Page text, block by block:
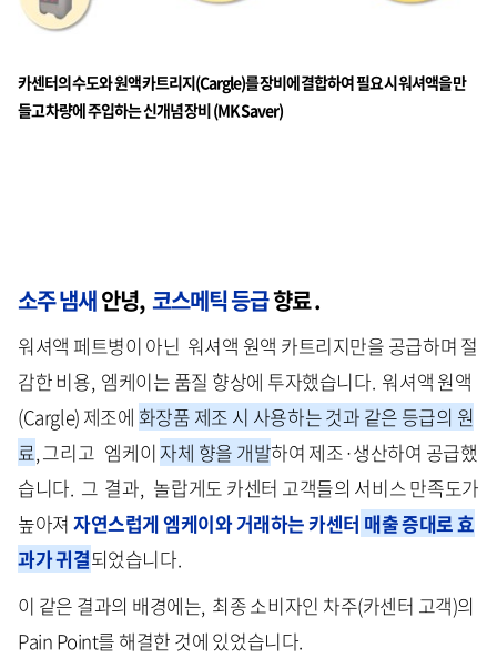
카센터의 수도와 원액 카트리지(Cargle)를 장비에 결합하여 필요 시 워셔액을 만
들고 차량에 주입하는 신개념 장비 (MK Saver)
소주 냄새안녕, 코스메틱 등급향료 .
워셔액 페트병이 아닌 워셔액 원액 카트리지만을 공급하며 절
감한 비용, 엠케이는 품질 향상에 투자했습니다. 워셔액 원액
(Cargle) 제조에 화장품 제조 시 사용하는 것과 같은 등급의 원
료, 그리고 엠케이 자체 향을 개발하여 제조·생산하여 공급했
습니다. 그 결과, 놀랍게도 카센터 고객들의 서비스 만족도가
높아져 자연스럽게 엠케이와 거래하는 카센터 매출 증대로 효
과가 귀결되었습니다.
이 같은 결과의 배경에는, 최종 소비자인 차주(카센터 고객)의
Pain Point를 해결한 것에 있었습니다.